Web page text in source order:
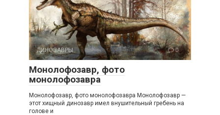
ДИНОЗАВРЫ 0
Монолофозавр, фото
монолофозавра
Монолофозавр, фото монолофозавра Монолофозавр —
этот хищный динозавр имел внушительный гребень на
голове и